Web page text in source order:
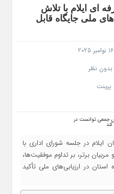
ای ایلام با تلاش
ملی جایگاه قابل
16 نوامبر 2025
بدون نظر
پرینت
ایلام در جلسه شورای اداری با
برتر، بر تداوم موفقیت‌ها،
در ارزیابی‌های ملی تأکید